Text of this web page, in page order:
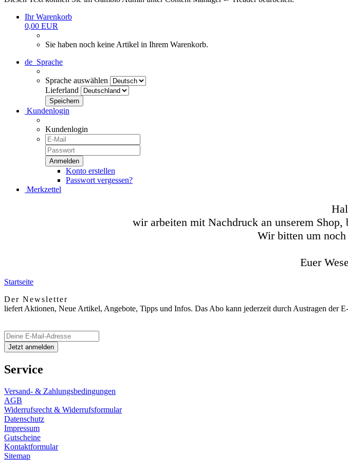
Ihr Warenkorb
0,00 EUR
Sie haben noch keine Artikel in Ihrem Warenkorb.
de Sprache
Sprache auswählen
Lieferland
Kundenlogin
Kundenlogin
Konto erstellen
Passwort vergessen?
Merkzettel
wir arbeiten mit Nachdruck an unserem
Wir bitten um
Euer
Startseite
Der Newsletter
liefert Aktionen, Neue Artikel, Angebote, Tipps und Infos. Das Abo kann jederzeit durch Austragen der
Service
Versand- & Zahlungsbedingungen
AGB
Widerrufsrecht & Widerrufsformular
Datenschutz
Impressum
Gutscheine
Kontaktformular
Sitemap